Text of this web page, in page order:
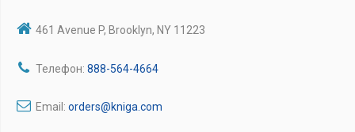
461 Avenue P, Brooklyn, NY 11223
Телефон: 888-564-4664
Email: orders@kniga.com